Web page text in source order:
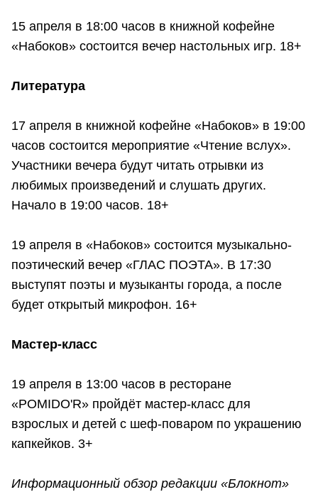
15 апреля в 18:00 часов в книжной кофейне
«Набоков» состоится вечер настольных игр. 18+
Литература
17 апреля в книжной кофейне «Набоков» в 19:00
часов состоится мероприятие «Чтение вслух».
Участники вечера будут читать отрывки из
любимых произведений и слушать других.
Начало в 19:00 часов. 18+
19 апреля в «Набоков» состоится музыкально-
поэтический вечер «ГЛАС ПОЭТА». В 17:30
выступят поэты и музыканты города, а после
будет открытый микрофон. 16+
Мастер-класс
19 апреля в 13:00 часов в ресторане
«POMIDO'R» пройдёт мастер-класс для
взрослых и детей с шеф-поваром по украшению
капкейков. 3+
Информационный обзор редакции «Блокнот»